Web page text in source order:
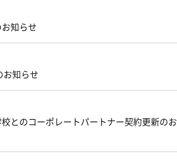
知らせ
お知らせ
とのコーポレートパートナー契約更新のお